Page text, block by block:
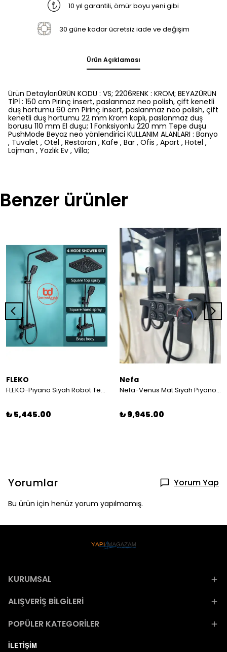
10 yıl garantili, ömür boyu yeni gibi
30 güne kadar ücretsiz iade ve değişim
Ürün Açıklaması
Ürün DetaylarıÜRÜN KODU : VS; 2206RENK : KROM; BEYAZÜRÜN
TİPİ : 150 cm Pirinç insert, paslanmaz neo polish, çift kenetli
duş hortumu 60 cm Pirinç insert, paslanmaz neo polish, çift
kenetli duş hortumu 22 mm Krom kaplı, paslanmaz duş
borusu 110 mm El duşu; 1 Fonksiyonlu 220 mm Tepe duşu
PushMode Beyaz neo yönlendirici KULLANIM ALANLARI : Banyo
, Tuvalet , Otel , Restoran , Kafe , Bar , Ofis , Apart , Hotel ,
Lojman , Yazlık Ev , Villa;
Benzer ürünler
FLEKO
FLEKO-Piyano Siyah Robot Tepe Duş Seti Yağmur Tepe Banyo 4 Tuşlu Batarya Dahil Siyah Duş Seti
₺ 5,445.00
Nefa
Nefa-Venüs Mat Siyah Piyano Tuşlu Dijital Göstergeli Duş Sistemi
₺ 9,945.00
Yorumlar Yorum Yap
Bu ürün için henüz yorum yapılmamış.
KURUMSAL
ALIŞVERİŞ BİLGİLERİ
POPÜLER KATEGORİLER
İLETİŞİM